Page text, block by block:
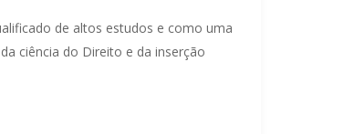
de altos estudos e como uma
ciência do Direito e da inserção